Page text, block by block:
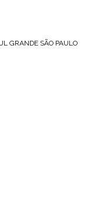
GRANDE SÃO PAULO